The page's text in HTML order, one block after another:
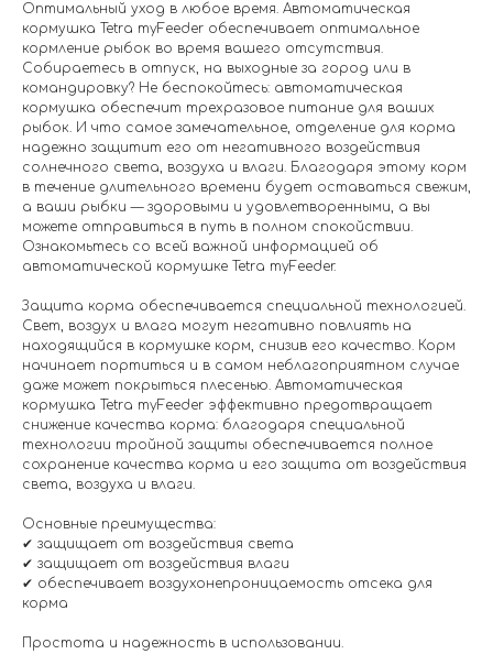
Оптимальный уход в любое время. Автоматическая
кормушка Tetra myFeeder обеспечивает оптимальное
кормление рыбок во время вашего отсутствия.
Собираетесь в отпуск, на выходные за город или в
командировку? Не беспокойтесь: автоматическая
кормушка обеспечит трехразовое питание для ваших
рыбок. И что самое замечательное, отделение для корма
надежно защитит его от негативного воздействия
солнечного света, воздуха и влаги. Благодаря этому корм
в течение длительного времени будет оставаться свежим,
а ваши рыбки — здоровыми и удовлетворенными, а вы
можете отправиться в путь в полном спокойствии.
Ознакомьтесь со всей важной информацией об
автоматической кормушке Tetra myFeeder.
Защита корма обеспечивается специальной технологией.
Свет, воздух и влага могут негативно повлиять на
находящийся в кормушке корм, снизив его качество. Корм
начинает портиться и в самом неблагоприятном случае
даже может покрыться плесенью. Автоматическая
кормушка Tetra myFeeder эффективно предотвращает
снижение качества корма: благодаря специальной
технологии тройной защиты обеспечивается полное
сохранение качества корма и его защита от воздействия
света, воздуха и влаги.
Основные преимущества:
✔ защищает от воздействия света
✔ защищает от воздействия влаги
✔ обеспечивает воздухонепроницаемость отсека для
корма
Простота и надежность в использовании.